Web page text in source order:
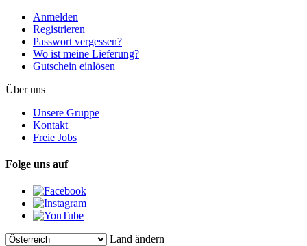
Anmelden
Registrieren
Passwort vergessen?
Wo ist meine Lieferung?
Gutschein einlösen
Über uns
Unsere Gruppe
Kontakt
Freie Jobs
Folge uns auf
Land ändern